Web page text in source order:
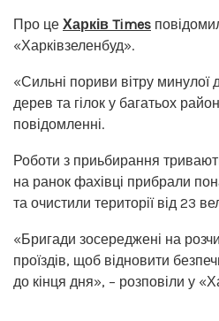
Про це Харків Times
«Харківзеленбуд».
«Сильні пориви вітру минулої
дерев та гілок у багатьох
повідомленні.
Роботи з приьбирання
на ранок фахівці прибрали
та очистили території від 23
«Бригади зосереджені на
проїздів, щоб відновити
до кінця дня», – розповіли у